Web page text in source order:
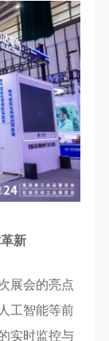
新
展会的亮点
工智能等前
实时监控与